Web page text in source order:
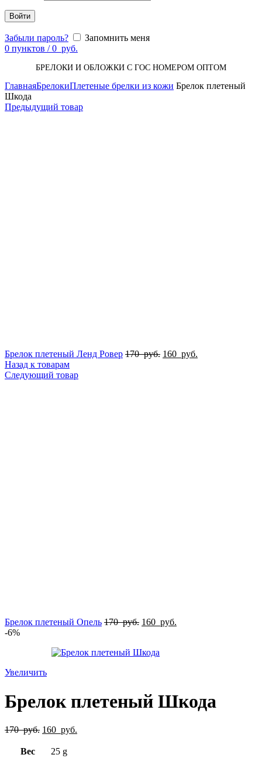
Войти
Забыли пароль?
Запомнить меня
0 пунктов / 0 руб.
БРЕЛОКИ И ОБЛОЖКИ С ГОС НОМЕРОМ ОПТОМ
ГлавнаяБрелокиПлетеные брелки из кожи Брелок плетеный
Шкода
Предыдущий товар
Брелок плетеный Ленд Ровер 170руб. 160 руб.
Назад к товарам
Следующий товар
Брелок плетеный Опель 170руб. 160 руб.
-6%
Увеличить
Брелок плетеный Шкода
170руб. 160 руб.
Вес
25 g